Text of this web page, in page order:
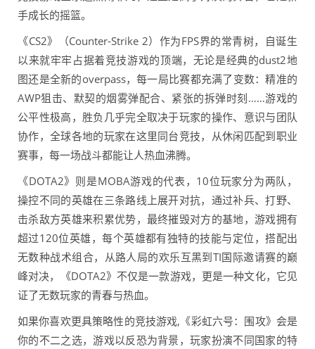
手成长的摇篮。
《CS2》（Counter-Strike 2）作为FPS界的常青树，自诞生
以来就牢牢占据着竞技游戏的顶端，无论是经典的dust2地
图还是全新的overpass，每一局比赛都充满了变数：精准的
AWP狙击、默契的烟雾弹配合、紧张的拆弹时刻……游戏的
公平性极高，胜负几乎完全取决于玩家的操作、意识与团队
协作，全球各地的玩家在这里同台竞技，从休闲匹配到职业
赛事，每一场战斗都能让人热血沸腾。
《DOTA2》则是MOBA游戏的代表，10位玩家分为两队，
操控不同的英雄在三条路线上展开对抗，通过补兵、打野、
击杀敌方英雄来积累优势，最终摧毁对方的基地，游戏拥有
超过120位英雄，每个英雄都有独特的技能与定位，搭配出
无数种战术组合，从路人局的欢乐互黑到TI国际邀请赛的巅
峰对决，《DOTA2》不仅是一款游戏，更是一种文化，它见
证了无数玩家的青春与热血。
如果你喜欢更具策略性的竞技游戏,《彩虹六号：围攻》会是
你的不二之选，游戏以反恐为背景，玩家扮演不同国家的特